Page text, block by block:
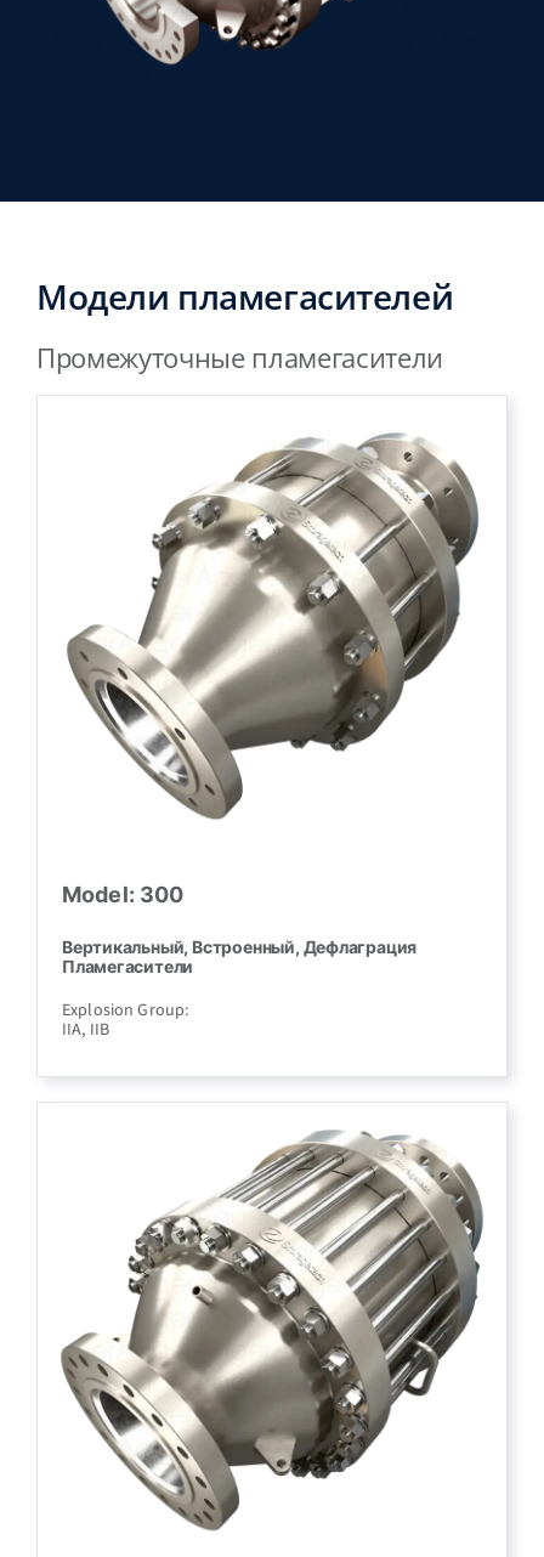
Модели пламегасителей
Промежуточные пламегасители
Model: 300
Вертикальный, Встроенный, Дефлаграция
Пламегасители
Explosion Group:
IIA, IIB